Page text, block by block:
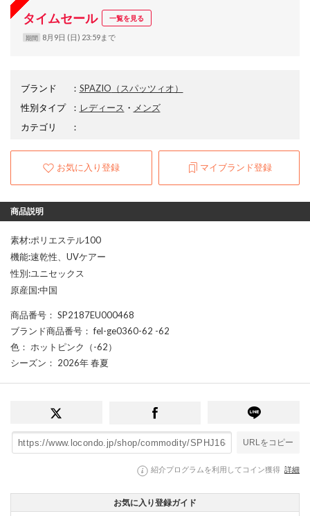
タイムセール 一覧を見る
期間 8月9日 (日) 23:59まで
ブランド ： SPAZIO （スパッツィオ）
性別タイプ
： レディース ・ メンズ
カテゴリ
：
お気に入り登録 マイブランド登録
商品説明
素材:ポリエステル100
機能:速乾性、UVケアー
性別:ユニセックス
原産国:中国
商品番号 ： SP2187EU000468
ブランド商品番号 ： fel-ge0360-62 -62
色 ： ホットピンク（-62）
シーズン ： 2026年 春夏
URLをコピー
紹介プログラムを利用してコイン獲得 詳細
お気に入り登録ガイド